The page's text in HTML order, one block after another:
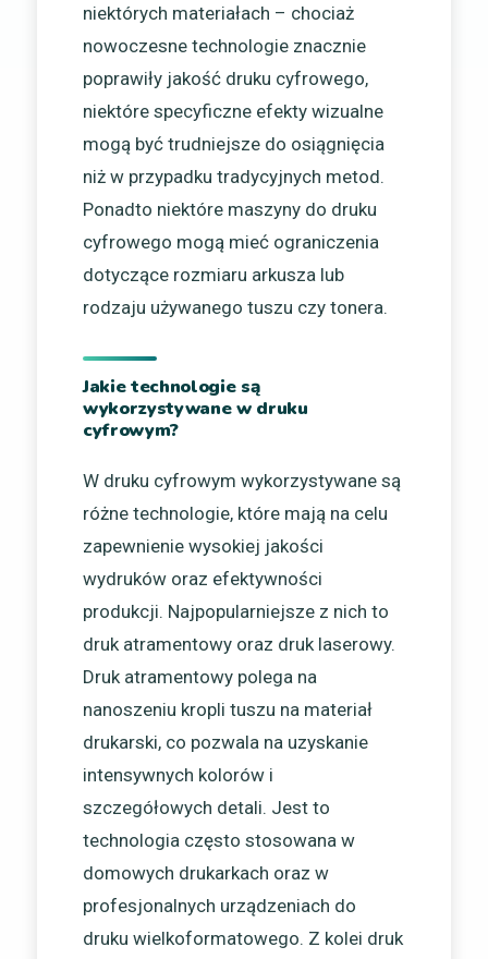
niektórych materiałach – chociaż
nowoczesne technologie znacznie
poprawiły jakość druku cyfrowego,
niektóre specyficzne efekty wizualne
mogą być trudniejsze do osiągnięcia
niż w przypadku tradycyjnych metod.
Ponadto niektóre maszyny do druku
cyfrowego mogą mieć ograniczenia
dotyczące rozmiaru arkusza lub
rodzaju używanego tuszu czy tonera.
Jakie technologie są
wykorzystywane w druku
cyfrowym?
W druku cyfrowym wykorzystywane są
różne technologie, które mają na celu
zapewnienie wysokiej jakości
wydruków oraz efektywności
produkcji. Najpopularniejsze z nich to
druk atramentowy oraz druk laserowy.
Druk atramentowy polega na
nanoszeniu kropli tuszu na materiał
drukarski, co pozwala na uzyskanie
intensywnych kolorów i
szczegółowych detali. Jest to
technologia często stosowana w
domowych drukarkach oraz w
profesjonalnych urządzeniach do
druku wielkoformatowego. Z kolei druk